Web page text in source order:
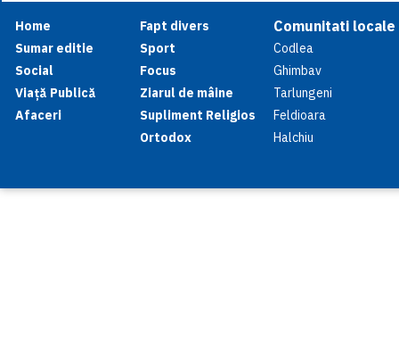
Home
Sumar editie
Social
Viață Publică
Afaceri
Fapt divers
Sport
Focus
Ziarul de mâine
Supliment Religios
Ortodox
Comunitati locale
Codlea
Ghimbav
Tarlungeni
Feldioara
Halchiu